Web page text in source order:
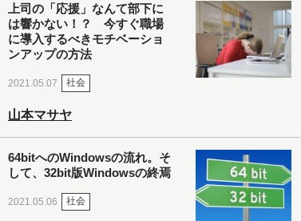
上司の「応援」なんて部下に
は響かない！？ 今すぐ職場
に導入するべきモチベーショ
ンアップの方法
2021.05.07 社会
山本マサヤ
64bitへのWindowsの流れ。そ
して、32bit版Windowsの終焉
2021.05.06 社会